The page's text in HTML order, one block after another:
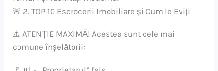
🚨 2. TOP 10 Escrocerii Imobiliare și Cum le Eviți
⚠️ ATENȚIE MAXIMĂ! Acestea sunt cele mai
comune înșelătorii: